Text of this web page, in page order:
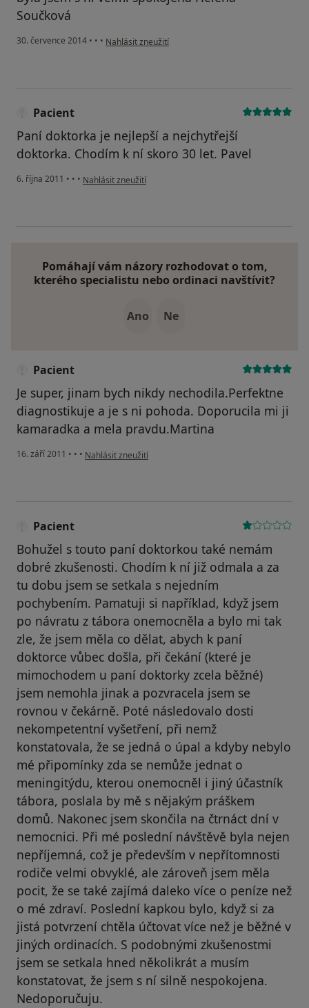
Součková
30. července 2014 • • • podle názoru uživatele Váš účet byl odstraněn
Nahlásit zneužití
Pacient
Paní doktorka je nejlepší a nejchytřejší
doktorka. Chodím k ní skoro 30 let. Pavel
6. října 2011 • • • podle názoru uživatele Pacient
Nahlásit zneužití
Pomáhají vám názory rozhodovat o tom,
kterého specialistu nebo ordinaci navštívit?
Ano Ne
Pacient
Je super, jinam bych nikdy nechodila.Perfektne
diagnostikuje a je s ni pohoda. Doporucila mi ji
kamaradka a mela pravdu.Martina
16. září 2011 • • • podle názoru uživatele Pacient
Nahlásit zneužití
Pacient
Bohužel s touto paní doktorkou také nemám
dobré zkušenosti. Chodím k ní již odmala a za
tu dobu jsem se setkala s nejedním
pochybením. Pamatuji si například, když jsem
po návratu z tábora onemocněla a bylo mi tak
zle, že jsem měla co dělat, abych k paní
doktorce vůbec došla, při čekání (které je
mimochodem u paní doktorky zcela běžné)
jsem nemohla jinak a pozvracela jsem se
rovnou v čekárně. Poté následovalo dosti
nekompetentní vyšetření, při nemž
konstatovala, že se jedná o úpal a kdyby nebylo
mé připomínky zda se nemůže jednat o
meningitýdu, kterou onemocněl i jiný účastník
tábora, poslala by mě s nějakým práškem
domů. Nakonec jsem skončila na čtrnáct dní v
nemocnici. Při mé poslední návštěvě byla nejen
nepříjemná, což je především v nepřítomnosti
rodiče velmi obvyklé, ale zároveň jsem měla
pocit, že se také zajímá daleko více o peníze než
o mé zdraví. Poslední kapkou bylo, když si za
jistá potvrzení chtěla účtovat více než je běžné v
jiných ordinacích. S podobnými zkušenostmi
jsem se setkala hned několikrát a musím
konstatovat, že jsem s ní silně nespokojena.
Nedoporučuju.